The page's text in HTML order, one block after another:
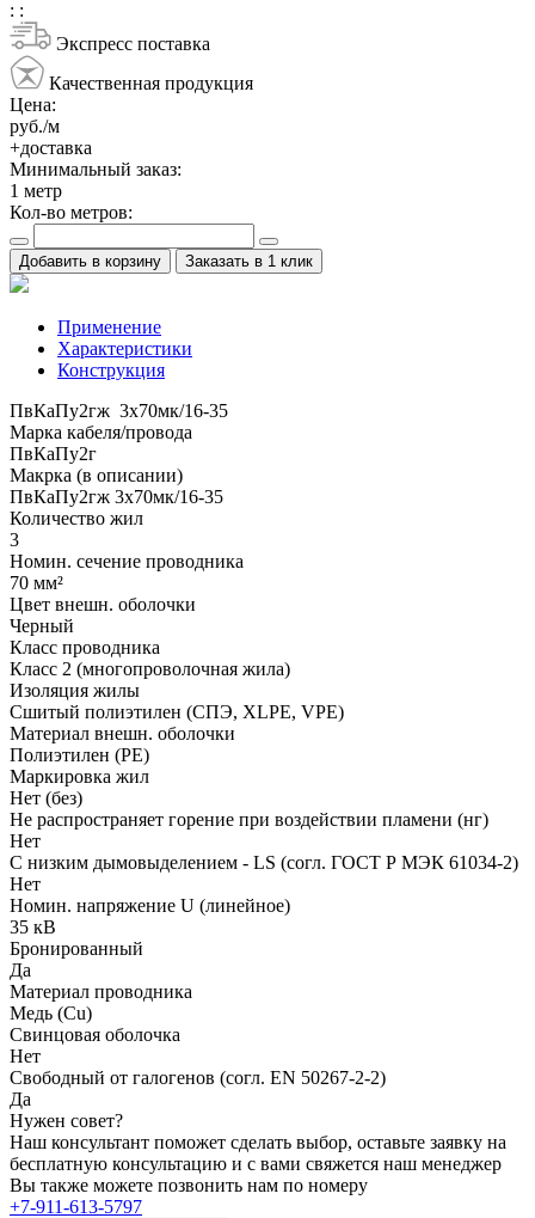
: :
Экспресс поставка
Качественная продукция
Цена:
руб./м
+доставка
Минимальный заказ:
1 метр
Кол-во метров:
Добавить в корзину Заказать в 1 клик
Применение
Характеристики
Конструкция
ПвКаПу2гж 3x70мк/16-35
Марка кабеля/провода
ПвКаПу2г
Макрка (в описании)
ПвКаПу2гж 3x70мк/16-35
Количество жил
3
Номин. сечение проводника
70 мм²
Цвет внешн. оболочки
Черный
Класс проводника
Класс 2 (многопроволочная жила)
Изоляция жилы
Сшитый полиэтилен (СПЭ, XLPE, VPE)
Материал внешн. оболочки
Полиэтилен (PE)
Маркировка жил
Нет (без)
Не распространяет горение при воздействии пламени (нг)
Нет
С низким дымовыделением - LS (согл. ГОСТ Р МЭК 61034-2)
Нет
Номин. напряжение U (линейное)
35 кВ
Бронированный
Да
Материал проводника
Медь (Cu)
Свинцовая оболочка
Нет
Свободный от галогенов (согл. EN 50267-2-2)
Да
Нужен совет?
Наш консультант поможет сделать выбор, оставьте заявку на
бесплатную консультацию и с вами свяжется наш менеджер
Вы также можете позвонить нам по номеру
+7-911-613-5797